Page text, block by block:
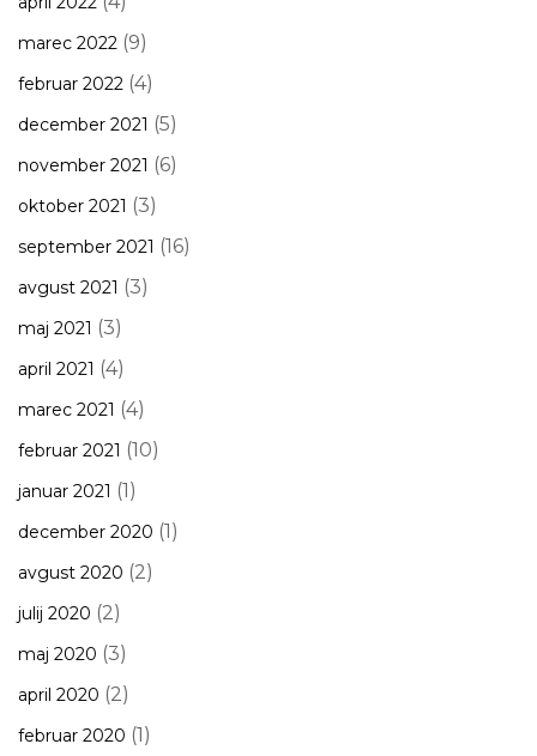
marec 2022 (9)
februar 2022 (4)
december 2021 (5)
november 2021 (6)
oktober 2021 (3)
september 2021 (16)
avgust 2021 (3)
maj 2021 (3)
april 2021 (4)
marec 2021 (4)
februar 2021 (10)
januar 2021 (1)
december 2020 (1)
avgust 2020 (2)
julij 2020 (2)
maj 2020 (3)
april 2020 (2)
februar 2020 (1)